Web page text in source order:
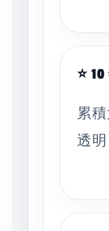
⭐
累
透明